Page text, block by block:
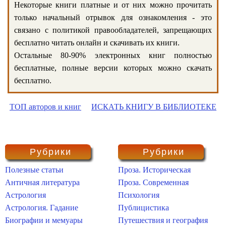
Некоторые книги платные и от них можно прочитать
только начальный отрывок для ознакомления - это
связано с политикой правообладателей, запрещающих
бесплатно читать онлайн и скачивать их книги.
Остальные 80-90% электронных книг полностью
бесплатные, полные версии которых можно скачать
бесплатно.
ТОП авторов и книг ИСКАТЬ КНИГУ В БИБЛИОТЕКЕ
Рубрики
Полезные статьи
Античная литература
Астрология
Астрология. Гадание
Биографии и мемуары
Рубрики
Проза. Историческая
Проза. Современная
Психология
Публицистика
Путешествия и география